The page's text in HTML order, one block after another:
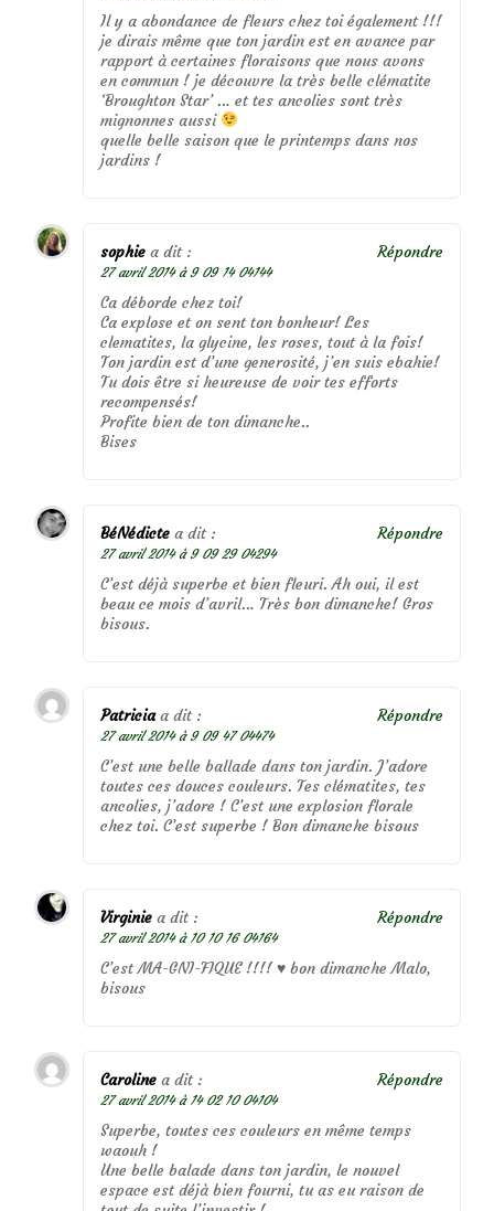
Il y a abondance de fleurs chez toi également !!!
je dirais même que ton jardin est en avance par
rapport à certaines floraisons que nous avons
en commun ! je découvre la très belle clématite
‘Broughton Star’ … et tes ancolies sont très
mignonnes aussi
quelle belle saison que le printemps dans nos
jardins !
sophie a dit :
27 avril 2014 à 9 09 14 04144
Ca déborde chez toi!
Ca explose et on sent ton bonheur! Les
clematites, la glycine, les roses, tout à la fois!
Ton jardin est d’une generosité, j’en suis ebahie!
Tu dois être si heureuse de voir tes efforts
recompensés!
Profite bien de ton dimanche..
Bises
Répondre
BéNédicte a dit :
27 avril 2014 à 9 09 29 04294
C’est déjà superbe et bien fleuri. Ah oui, il est
beau ce mois d’avril… Très bon dimanche! Gros
bisous.
Répondre
Patricia a dit :
27 avril 2014 à 9 09 47 04474
C’est une belle ballade dans ton jardin. J’adore
toutes ces douces couleurs. Tes clématites, tes
ancolies, j’adore ! C’est une explosion florale
chez toi. C’est superbe ! Bon dimanche bisous
Répondre
Virginie a dit :
27 avril 2014 à 10 10 16 04164
C’est MA-GNI-FIQUE !!!! ♥ bon dimanche Malo,
bisous
Répondre
Caroline a dit :
27 avril 2014 à 14 02 10 04104
Superbe, toutes ces couleurs en même temps
waouh !
Une belle balade dans ton jardin, le nouvel
espace est déjà bien fourni, tu as eu raison de
Répondre